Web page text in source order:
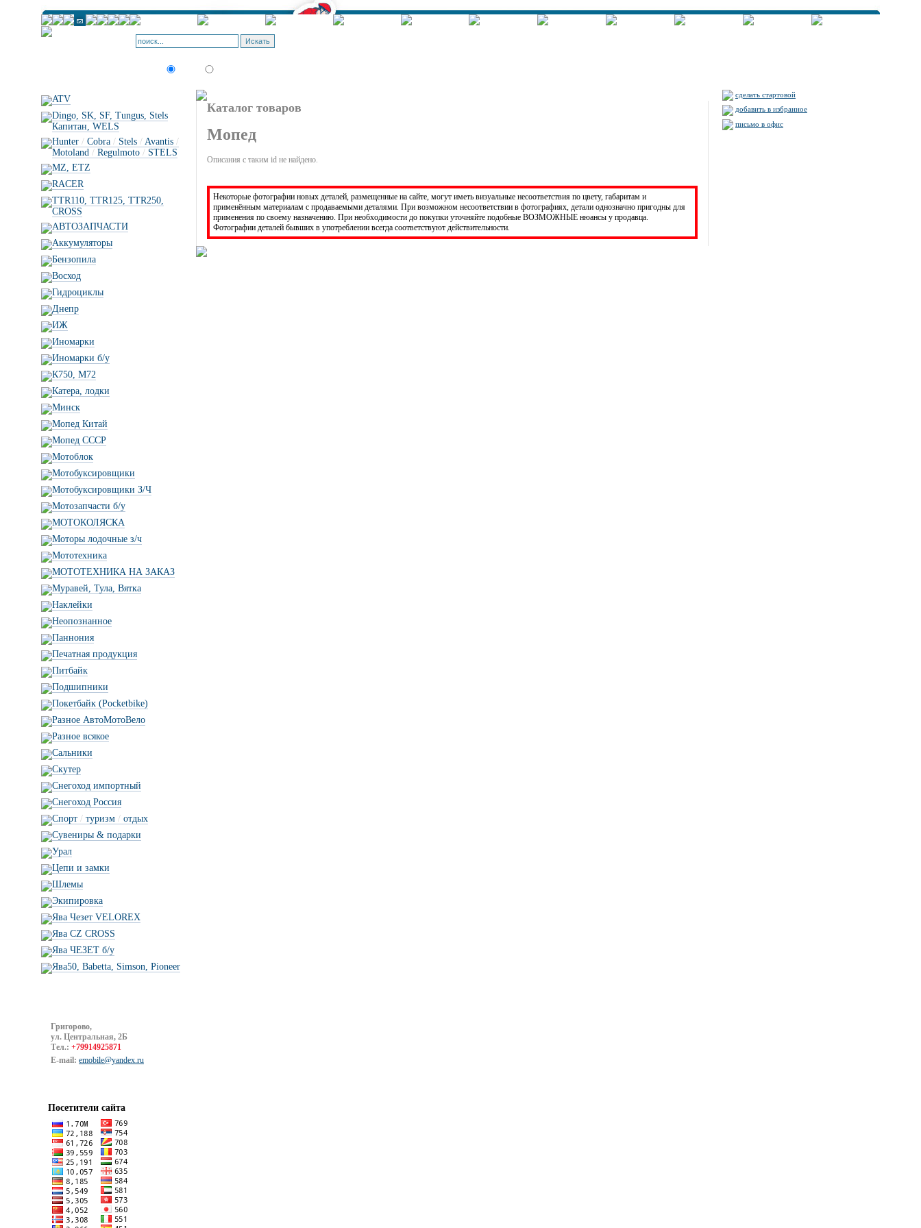
ATV
Dingo, SK, SF, Tungus, Stels
Капитан, WELS
Hunter / Cobra / Stels / Avantis /
Motoland / Regulmoto / STELS
MZ, ETZ
RACER
TTR110, TTR125, TTR250,
CROSS
АВТОЗАПЧАСТИ
Аккумуляторы
Бензопила
Восход
Гидроциклы
Днепр
ИЖ
Иномарки
Иномарки б/у
К750, М72
Катера, лодки
Минск
Мопед Китай
Мопед СССР
Мотоблок
Мотобуксировщики
Мотобуксировщики З/Ч
Мотозапчасти б/у
МОТОКОЛЯСКА
Моторы лодочные з/ч
Мототехника
МОТОТЕХНИКА НА ЗАКАЗ
Муравей, Тула, Вятка
Наклейки
Неопознанное
Паннония
Печатная продукция
Питбайк
Подшипники
Покетбайк (Pocketbike)
Разное АвтоМотоВело
Разное всякое
Сальники
Скутер
Снегоход импортный
Снегоход Россия
Спорт / туризм / отдых
Сувениры & подарки
Урал
Цепи и замки
Шлемы
Экипировка
Ява Чезет VELOREX
Ява CZ CROSS
Ява ЧЕЗЕТ б/у
Ява50, Babetta, Simson, Pioneer
Григорово,
ул. Центральная, 2Б
Тел.: +79914925871
E-mail: emobile@yandex.ru
Посетители сайта
Каталог товаров
Мопед
Описания с таким id не найдено.
Некоторые фотографии новых деталей, размещенные на сайте, могут иметь визуальные несоответствия по цвету, габаритам и
применённым материалам с продаваемыми деталями. При возможном несоответствии в фотографиях, детали однозначно пригодны для
применения по своему назначению. При необходимости до покупки уточняйте подобные ВОЗМОЖНЫЕ нюансы у продавца.
Фотографии деталей бывших в употреблении всегда соответствуют действительности.
сделать стартовой
добавить в избранное
письмо в офис